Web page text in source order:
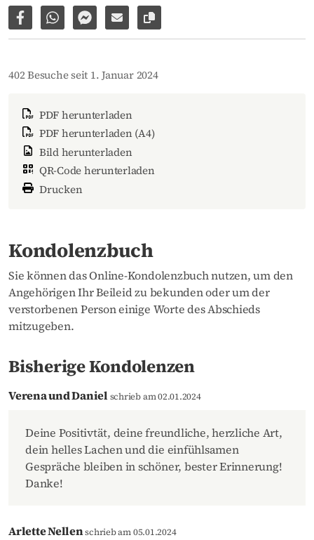
Auf Facebook teilen
Per WhatsApp weiterleiten
Per Facebook Messenger weiterleiten
Per E-Mail versenden
Link zur Seite kopieren
402 Besuche seit 1. Januar 2024
PDF herunterladen
PDF herunterladen (A4)
Bild herunterladen
QR-Code herunterladen
Drucken
Kondolenzbuch
Sie können das Online-Kondolenzbuch nutzen, um den
Angehörigen Ihr Beileid zu bekunden oder um der
verstorbenen Person einige Worte des Abschieds
mitzugeben.
Bisherige Kondolenzen
Verena und Daniel schrieb am 02.01.2024
Deine Positivtät, deine freundliche, herzliche Art,
dein helles Lachen und die einfühlsamen
Gespräche bleiben in schöner, bester Erinnerung!
Danke!
Arlette Nellenschrieb am 05.01.2024